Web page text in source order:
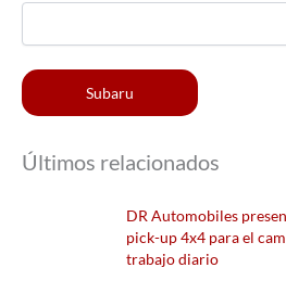
Subaru
Últimos relacionados
DR Automobiles
pick-up 4x4 para el
trabajo diario